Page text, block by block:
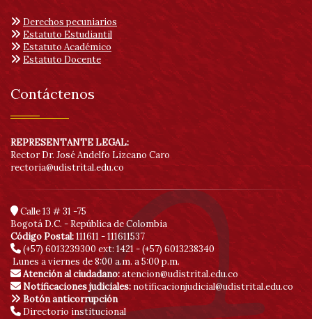
Derechos pecuniarios
Estatuto Estudiantil
Estatuto Académico
Estatuto Docente
Contáctenos
REPRESENTANTE LEGAL:
Rector Dr. José Andelfo Lizcano Caro
rectoria@udistrital.edu.co
Calle 13 # 31 -75
Bogotá D.C. - República de Colombia
Código Postal:111611 - 111611537
(+57) 6013239300 ext: 1421 - (+57) 6013238340
Lunes a viernes de 8:00 a.m. a 5:00 p.m.
Atención al ciudadano:atencion@udistrital.edu.co
Notificaciones judiciales: notificacionjudicial@udistrital.edu.co
Botón anticorrupción
Directorio institucional